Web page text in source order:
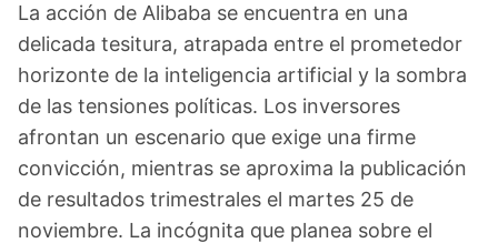
La acción de Alibaba se encuentra en una
delicada tesitura, atrapada entre el prometedor
horizonte de la inteligencia artificial y la sombra
de las tensiones políticas. Los inversores
afrontan un escenario que exige una firme
convicción, mientras se aproxima la publicación
de resultados trimestrales el martes 25 de
noviembre. La incógnita que planea sobre el